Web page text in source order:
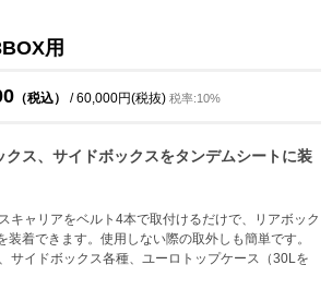
用
（税込） / 60,000円(税抜) 税率:10%
クス、サイドボックスをタンデムシートに装
キャリアをベルト4本で取付けるだけで、リアボック
装着できます。使用しない際の取外しも簡単です。
サイドボックス各種、ユーロトップケース（30Lを